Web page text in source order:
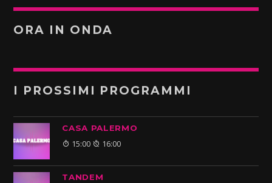
ORA IN ONDA
I PROSSIMI PROGRAMMI
CASA PALERMO
15:00 16:00
TANDEM